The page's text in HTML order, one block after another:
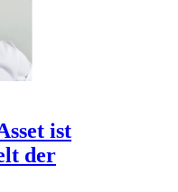
ist
der